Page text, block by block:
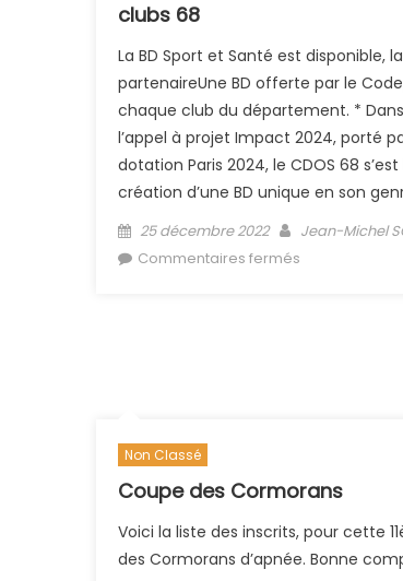
clubs 68
La BD Sport et Santé est disponible, la
partenaireUne BD offerte par le
chaque club du département. *
l’appel à projet Impact 2024, porté
dotation Paris 2024, le CDOS 68
création d’une BD unique en son
Posted on
25 décembre 2022 Author
Jean-Michel
Commentaires fermés
Non Classé
Coupe des Cormorans
Voici la liste des inscrits, pour cette
des Cormorans d’apnée. Bonne